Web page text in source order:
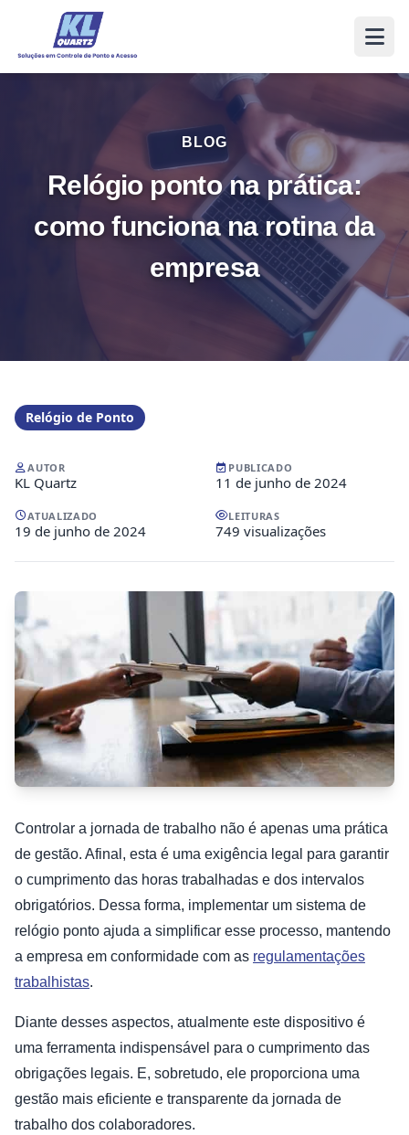
BLOG
Relógio ponto na prática:
como funciona na rotina da
empresa
Relógio de Ponto
AUTOR
KL Quartz
PUBLICADO
11 de junho de 2024
ATUALIZADO
19 de junho de 2024
LEITURAS
749 visualizações
Controlar a jornada de trabalho não é apenas uma prática
de gestão. Afinal, esta é uma exigência legal para garantir
o cumprimento das horas trabalhadas e dos intervalos
obrigatórios. Dessa forma, implementar um sistema de
relógio ponto ajuda a simplificar esse processo, mantendo
a empresa em conformidade com as regulamentações
trabalhistas.
Diante desses aspectos, atualmente este dispositivo é
uma ferramenta indispensável para o cumprimento das
obrigações legais. E, sobretudo, ele proporciona uma
gestão mais eficiente e transparente da jornada de
trabalho dos colaboradores.